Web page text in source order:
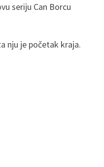
seriju Can Borcu
nju je početak kraja.